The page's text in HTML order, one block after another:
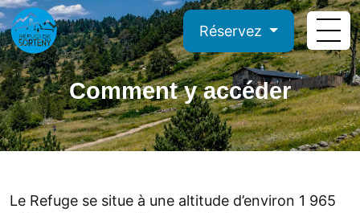
Réservez
Comment y accéder
Le Refuge se situe à une altitude d’environ 1 965